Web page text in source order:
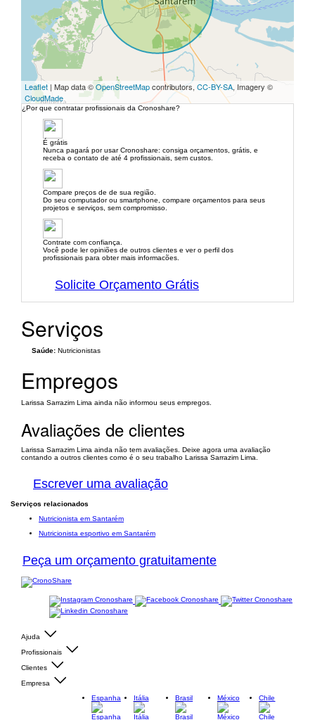
Leaflet | Map data ©OpenStreetMapcontributors, CC-BY-SA, Imagery ©
CloudMade
¿Por que contratar profissionais da Cronoshare?
É grátis
Nunca pagará por usar Cronoshare: consiga orçamentos, grátis, e
receba o contato de até 4 profissionais, sem custos.
Compare preços de de sua região.
Do seu computador ou smartphone, compare orçamentos para seus
projetos e serviços, sem compromisso.
Contrate com confiança.
Você pode ler opiniões de outros clientes e ver o perfil dos
profissionais para obter mais informacões.
Solicite Orçamento Grátis
Serviços
Saúde: Nutricionistas
Empregos
Larissa Sarrazim Lima ainda não informou seus empregos.
Avaliações de clientes
Larissa Sarrazim Lima ainda não tem avaliações. Deixe agora uma avaliação
contando a outros clientes como é o seu trabalho Larissa Sarrazim Lima.
Escrever uma avaliação
Serviços relacionados
Nutricionista em Santarém
Nutricionista esportivo em Santarém
Peça um orçamento gratuitamente
Ajuda
Profissionais
Clientes
Empresa
Espanha
Itália Brasil México Chile